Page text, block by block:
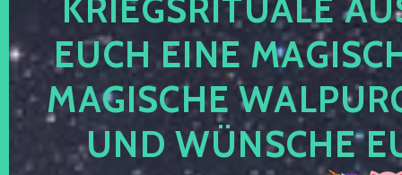
KRIEGSRITUALE
EUCH EINE
MAGISCHE
UND WÜNSCHE